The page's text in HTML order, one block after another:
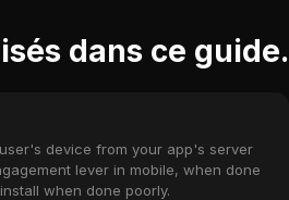
dans ce guide.
device from your app's server
lever in mobile, when done
when done poorly.